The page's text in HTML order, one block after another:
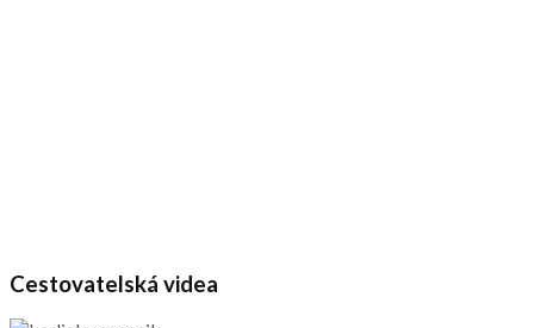
Cestovatelská videa